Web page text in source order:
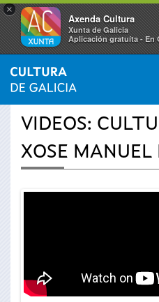
×
Axenda Cultura
Xunta de Galicia
Aplicación gratuíta - En
Vostede
aquí
INICIO › ACTUALIDADE
VIDEOS:
XOSE MANUEL